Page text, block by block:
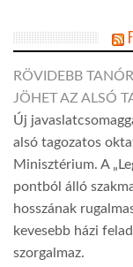
RÖVIDEBB
JÖHET AZ ALSÓ
Új
alsó tagozatos
Minisztérium. A
pontból álló
hosszának
kevesebb házi
szorgalmaz.